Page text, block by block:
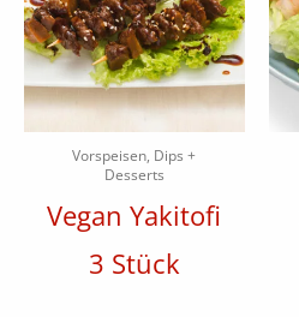
Vorspeisen, Dips +
Desserts
Vegan Yakitofi
3 Stück